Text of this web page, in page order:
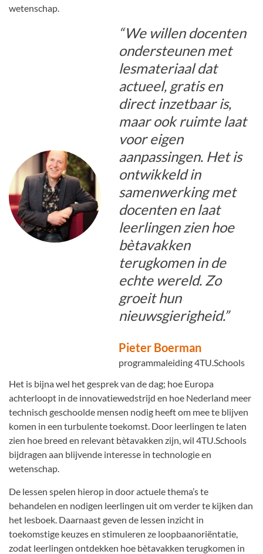
wetenschap.
“We willen docenten
ondersteunen met
lesmateriaal dat
actueel, gratis en
direct inzetbaar is,
maar ook ruimte laat
voor eigen
aanpassingen. Het is
ontwikkeld in
samenwerking met
docenten en laat
leerlingen zien hoe
bètavakken
terugkomen in de
echte wereld. Zo
groeit hun
nieuwsgierigheid.”
Pieter Boerman
programmaleiding 4TU.Schools
Het is bijna wel het gesprek van de dag; hoe Europa
achterloopt in de innovatiewedstrijd en hoe Nederland meer
technisch geschoolde mensen nodig heeft om mee te blijven
komen in een turbulente toekomst. Door leerlingen te laten
zien hoe breed en relevant bètavakken zijn, wil 4TU.Schools
bijdragen aan blijvende interesse in technologie en
wetenschap.
De lessen spelen hierop in door actuele thema’s te
behandelen en nodigen leerlingen uit om verder te kijken dan
het lesboek. Daarnaast geven de lessen inzicht in
toekomstige keuzes en stimuleren ze loopbaanoriëntatie,
zodat leerlingen ontdekken hoe bètavakken terugkomen in